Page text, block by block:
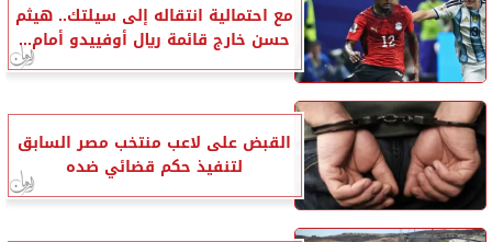
مع احتمالية انتقاله إلى سيلتك.. هيثم
حسن خارج قائمة ريال أوفييدو أمام...
القبض على لاعب منتخب مصر السابق
لتنفيذ حكم قضائي ضده